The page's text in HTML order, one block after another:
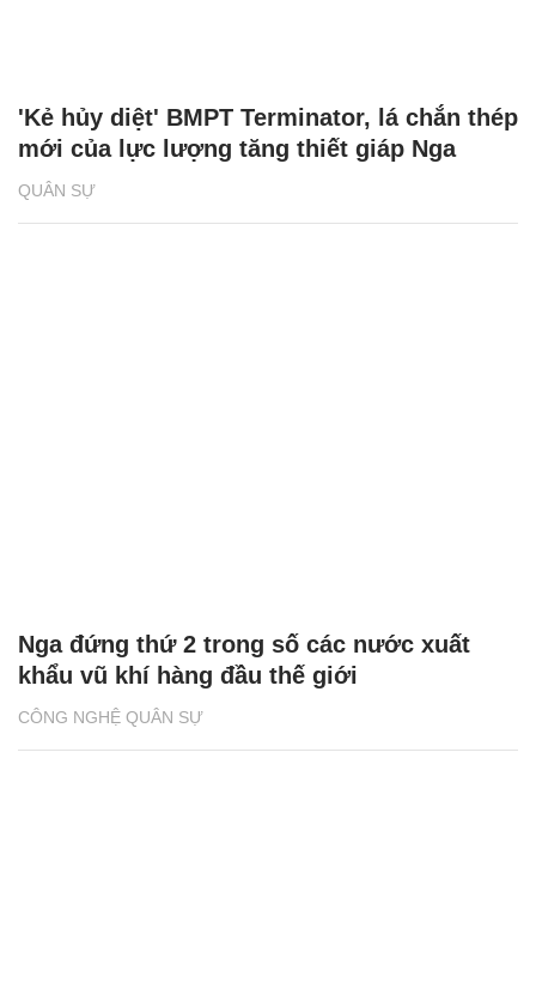
QUÂN SỰ
'Kẻ hủy diệt' BMPT Terminator, lá chắn thép
mới của lực lượng tăng thiết giáp Nga
CÔNG NGHỆ QUÂN SỰ
Nga đứng thứ 2 trong số các nước xuất
khẩu vũ khí hàng đầu thế giới